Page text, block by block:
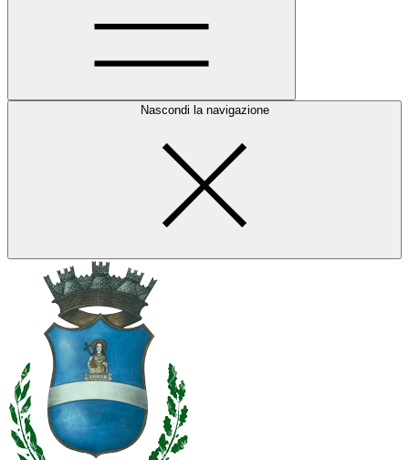
Nascondi la navigazione